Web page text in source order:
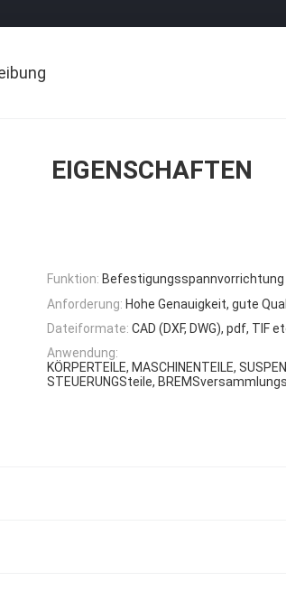
EIGENSCHAFTEN
Funktion: Befestigungsspannvorrichtung
Anforderung: Hohe Genauigkeit, gute
Dateiformate: CAD (DXF, DWG), pdf, TIF
Anwendung:
KÖRPERTEILE, MASCHINENTEILE,
STEUERUNGSteile,